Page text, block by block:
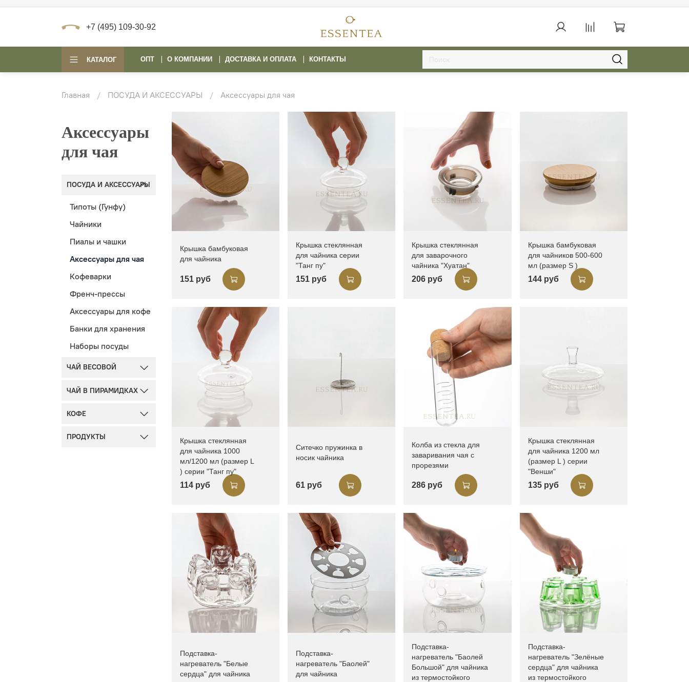
+7 (495) 109-30-92
КАТАЛОГ ОПТ О КОМПАНИИ ДОСТАВКА И ОПЛАТА КОНТАКТЫ
Главная ПОСУДА И АКСЕССУАРЫ Аксессуары для чая
Крышка бамбуковая
для чайника
151 руб
Крышка стеклянная
для чайника серии
"Танг пу"
151 руб
Крышка стеклянная
для заварочного
чайника "Хуатан"
206 руб
Крышка бамбуковая
для чайников 500-600
мл (размер S )
144 руб
Крышка стеклянная
для чайника 1000
мл/1200 мл (размер L
) серии "Танг пу"
114 руб
Ситечко пружинка в
носик чайника
61 руб
Колба из стекла для
заваривания чая с
прорезями
286 руб
Крышка стеклянная
для чайника 1200 мл
(размер L ) серии
"Венши"
135 руб
Подставка-
нагреватель "Белые
сердца" для чайника
Подставка-
нагреватель "Баолей"
для чайника
Подставка-
нагреватель "Баолей
Большой" для чайника
из термостойкого
Подставка-
нагреватель "Зелёные
сердца" для чайника
из термостойкого
Аксессуары
для чая
ПОСУДА И АКСЕССУАРЫ
Типоты (Гунфу)
Чайники
Пиалы и чашки
Аксессуары для чая
Кофеварки
Френч-прессы
Аксессуары для кофе
Банки для хранения
Наборы посуды
ЧАЙ ВЕСОВОЙ
ЧАЙ В ПИРАМИДКАХ
КОФЕ
ПРОДУКТЫ